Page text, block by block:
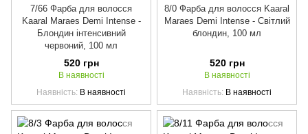
7/66 Фарба для волосся
Kaaral Maraes Demi Intense -
Блондин інтенсивний
червоний, 100 мл
520 грн
В наявності
Наявність В наявності
8/0 Фарба для волосся Kaaral
Maraes Demi Intense - Світлий
блондин, 100 мл
520 грн
В наявності
Наявність В наявності